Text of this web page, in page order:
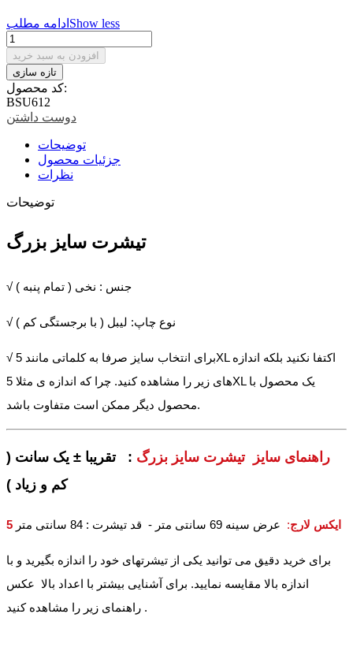
ادامه مطلب Show less
افزودن به سبد خرید
کد محصول:
BSU612
دوست داشتن
توضیحات
جزئیات محصول
نظرات
توضیحات
تیشرت سایز بزرگ
√ نوع چاپ: لیبل ( با برجستگی کم )
√ برای انتخاب سایز صرفا به کلماتی مانند 5XL اکتفا نکنید بلکه اندازه
های زیر را مشاهده کنید. چرا که اندازه ی مثلا 5XL یک محصول با
محصول دیگر ممکن است متفاوت باشد.
راهنمای سایز تیشرت سایز بزرگ : تقریبا ± یک سانت (
کم و زیاد )
5 ایکس لارج: عرض سینه 69 سانتی متر - قد تیشرت : 84 سانتی متر
برای خرید دقیق می توانید یکی از تیشرتهای خود را اندازه بگیرید و با
اندازه بالا مقایسه نمایید. برای آشنایی بیشتر با اعداد بالا عکس
راهنمای زیر را مشاهده کنید .